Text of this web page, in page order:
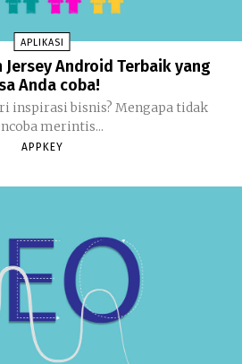
APLIKASI
Jersey Android Terbaik yang
Anda coba!
inspirasi bisnis? Mengapa tidak
merintis...
APPKEY